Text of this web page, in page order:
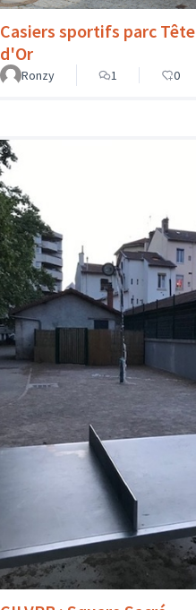
Casiers sportifs parc Tête
d'Or
Ronzy
1 0